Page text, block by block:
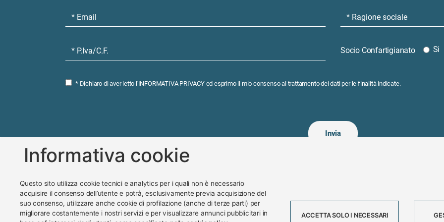
Socio Confartigianato Si
* Dichiaro di aver letto l'INFORMATIVA PRIVACYed esprimo il mio consenso al trattamento dei dati per le finalità indicate.
www.impreseterritorio.org
Tel. 0332 256111 - Fax 0332 256200 -
Informativa cookie
Questo sito utilizza cookie tecnici e analytics per i quali non è necessario
acquisire il consenso dell’utente e potrà, esclusivamente previa acquisizione del
suo consenso, utilizzare anche cookie di profilazione (anche di terze parti) per
migliorare costantemente i nostri servizi e per visualizzare annunci pubblicitari in
ACCETTA SOLO I NECESSARI